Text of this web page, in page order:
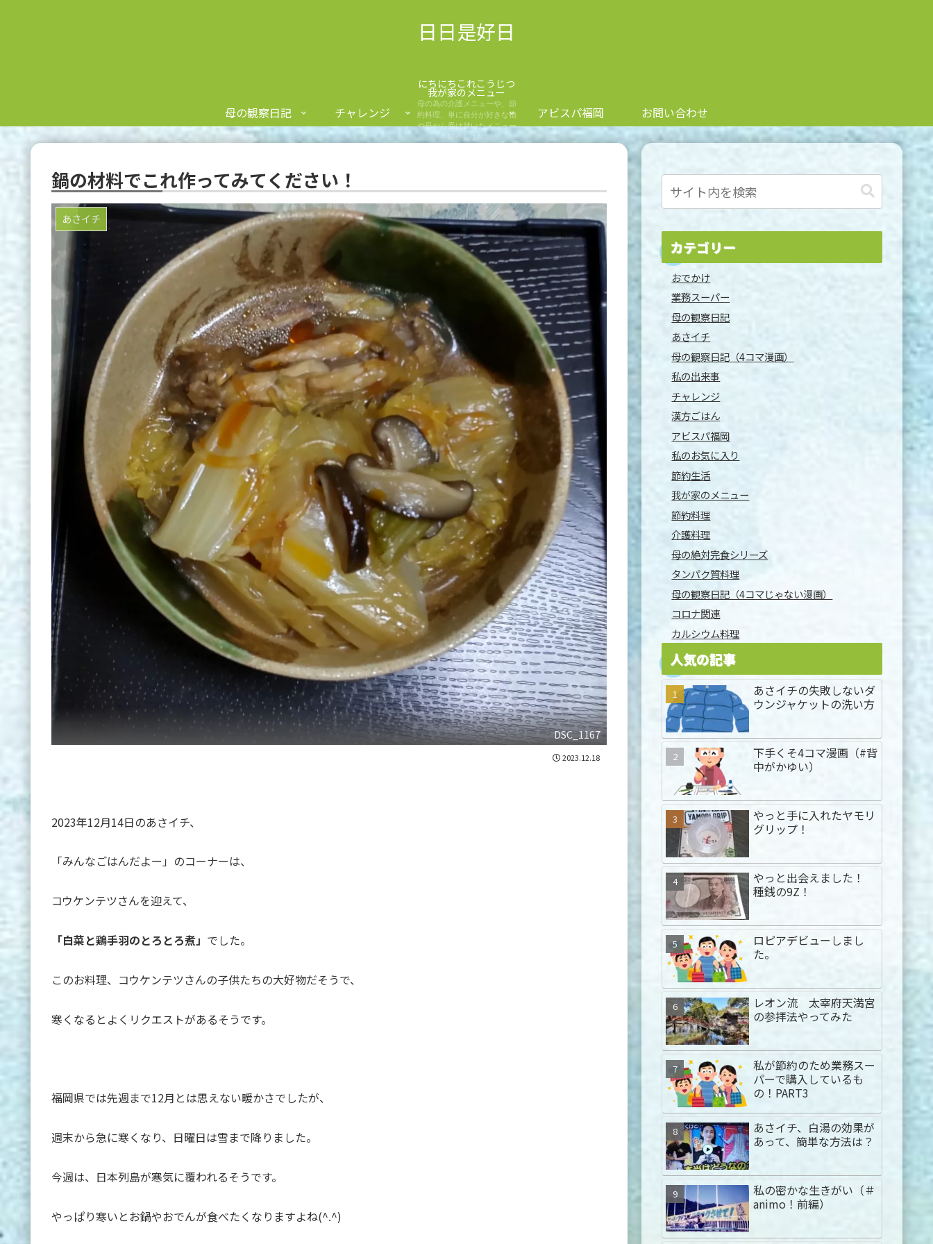
日日是好日
にちにちこれこうじつ
母の観察日記 チャレンジ
我が家のメニュー
母の為の介護メニューや、節
約料理、単に自分が好きな物
や母から受け就いたメニュー
を紹介します。
アビスパ福岡 お問い合わせ
鍋の材料でこれ作ってみてください！
あさイチ
DSC_1167
2023.12.18
2023年12月14日のあさイチ、
「みんなごはんだよー」のコーナーは、
コウケンテツさんを迎えて、
「白菜と鶏手羽のとろとろ煮」 でした。
このお料理、コウケンテツさんの子供たちの大好物だそうで、
寒くなるとよくリクエストがあるそうです。
福岡県では先週まで12月とは思えない暖かさでしたが、
週末から急に寒くなり、日曜日は雪まで降りました。
今週は、日本列島が寒気に覆われるそうです。
やっぱり寒いとお鍋やおでんが食べたくなりますよね(^.^)
カテゴリー
おでかけ
業務スーパー
母の観察日記
あさイチ
母の観察日記（4コマ漫画）
私の出来事
チャレンジ
漢方ごはん
アビスパ福岡
私のお気に入り
節約生活
我が家のメニュー
節約料理
介護料理
母の絶対完食シリーズ
タンパク質料理
母の観察日記（4コマじゃない漫画）
コロナ関連
カルシウム料理
人気の記事
あさイチの失敗しないダ
ウンジャケットの洗い方
下手くそ4コマ漫画（#背
中がかゆい）
やっと手に入れたヤモリ
グリップ！
やっと出会えました！
種銭の9Z！
ロピアデビューしまし
た。
レオン流 太宰府天満宮
の参拝法やってみた
私が節約のため業務スー
パーで購入しているも
の！PART3
あさイチ、白湯の効果が
あって、簡単な方法は？
私の密かな生きがい（＃
animo！前編）